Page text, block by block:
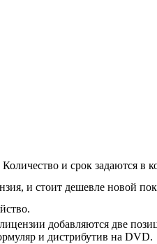
и срок задаются в
и стоит дешевле новой
добавляются две
и дистрибутив на DVD.